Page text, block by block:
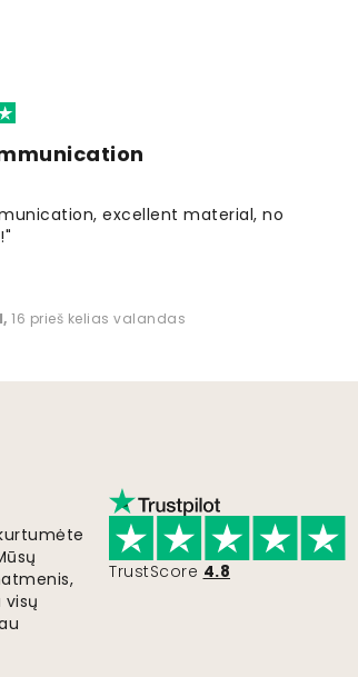
excellent material, no
, 16 prieš kelias valandas
TrustScore 4.8